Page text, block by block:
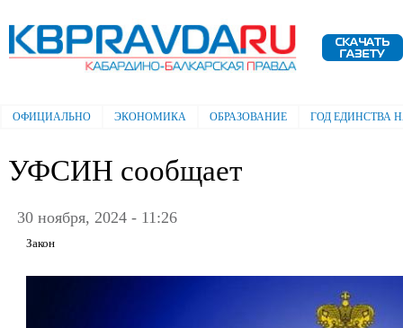
Электронная газета "Кабардино-
Балкарская правда"
Главное меню
ОФИЦИАЛЬНО ЭКОНОМИКА ОБРАЗОВАНИЕ ГОД ЕДИНСТВА
УФСИН сообщает
30 ноября, 2024 - 11:26
Закон